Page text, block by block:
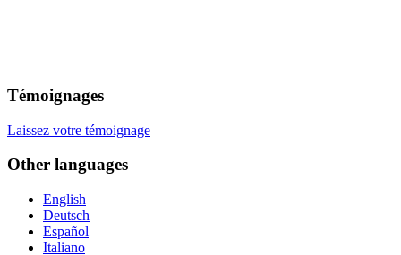
Témoignages
Laissez votre témoignage
Other languages
English
Deutsch
Español
Italiano